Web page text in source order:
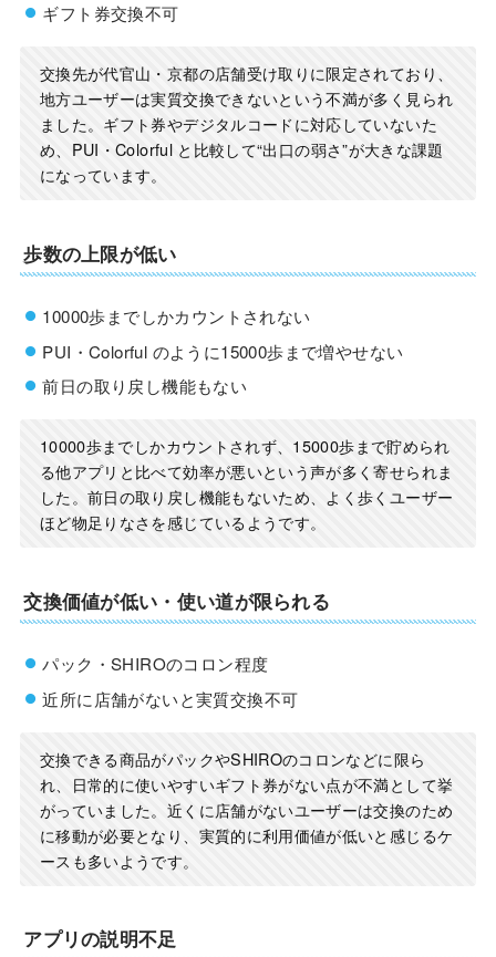
ギフト券交換不可
交換先が代官山・京都の店舗受け取りに限定されており、
地方ユーザーは実質交換できないという不満が多く見られ
ました。ギフト券やデジタルコードに対応していないた
め、PUI・Colorful と比較して“出口の弱さ”が大きな課題
になっています。
歩数の上限が低い
10000歩までしかカウントされない
PUI・Colorful のように15000歩まで増やせない
前日の取り戻し機能もない
10000歩までしかカウントされず、15000歩まで貯められ
る他アプリと比べて効率が悪いという声が多く寄せられま
した。前日の取り戻し機能もないため、よく歩くユーザー
ほど物足りなさを感じているようです。
交換価値が低い・使い道が限られる
パック・SHIROのコロン程度
近所に店舗がないと実質交換不可
交換できる商品がパックやSHIROのコロンなどに限ら
れ、日常的に使いやすいギフト券がない点が不満として挙
がっていました。近くに店舗がないユーザーは交換のため
に移動が必要となり、実質的に利用価値が低いと感じるケ
ースも多いようです。
アプリの説明不足